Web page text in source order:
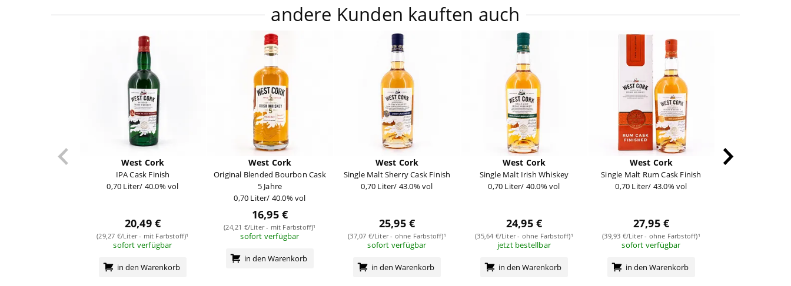
andere Kunden kauften auch
West Cork
IPA Cask Finish
0,70 Liter/ 40.0% vol
20,49 €
(29,27 €/Liter - mit Farbstoff)¹
sofort verfügbar
in den Warenkorb
West Cork
Original Blended Bourbon Cask
5 Jahre
0,70 Liter/ 40.0% vol
16,95 €
(24,21 €/Liter - mit Farbstoff)¹
sofort verfügbar
in den Warenkorb
West Cork
Single Malt Sherry Cask Finish
0,70 Liter/ 43.0% vol
25,95 €
(37,07 €/Liter - ohne Farbstoff)¹
sofort verfügbar
in den Warenkorb
West Cork
Single Malt Irish Whiskey
0,70 Liter/ 40.0% vol
24,95 €
(35,64 €/Liter - ohne Farbstoff)¹
jetzt bestellbar
in den Warenkorb
West Cork
Single Malt Rum Cask Finish
0,70 Liter/ 43.0% vol
27,95 €
(39,93 €/Liter - ohne Farbstoff)¹
sofort verfügbar
in den Warenkorb